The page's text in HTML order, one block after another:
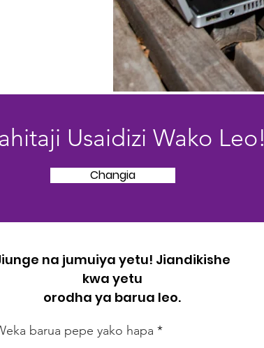
Usaidizi Wako Leo!
Changia
na jumuiya yetu! Jiandikishe
kwa yetu
orodha ya barua leo.
barua pepe yako hapa